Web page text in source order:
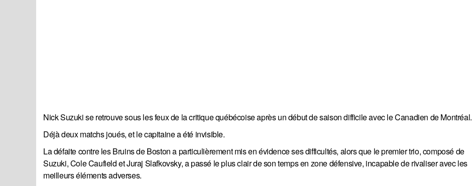
Nick Suzuki se retrouve sous les feux de la critique québécoise après un début de saison difficile avec le Canadien de Montréal.
Déjà deux matchs joués, et le capitaine a été invisible.
La défaite contre les Bruins de Boston a particulièrement mis en évidence ses difficultés, alors que le premier trio, composé de
Suzuki, Cole Caufield et Juraj Slafkovsky, a passé le plus clair de son temps en zone défensive, incapable de rivaliser avec les
meilleurs éléments adverses.